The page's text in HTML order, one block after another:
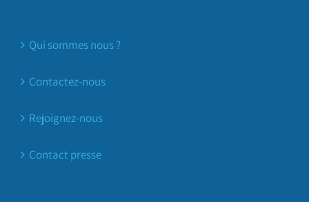
Qui sommes nous ?
Contactez-nous
Rejoignez-nous
Contact presse